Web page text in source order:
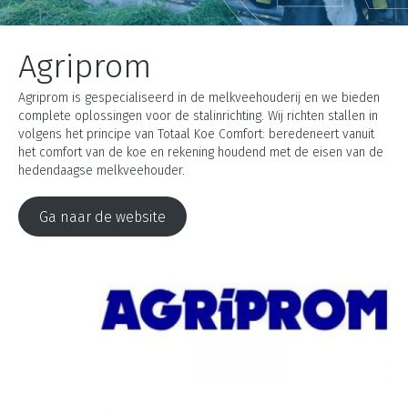
Agriprom
Agriprom is gespecialiseerd in de melkveehouderij en we bieden
complete oplossingen voor de stalinrichting. Wij richten stallen in
volgens het principe van Totaal Koe Comfort: beredeneert vanuit
het comfort van de koe en rekening houdend met de eisen van de
hedendaagse melkveehouder.
Ga naar de website